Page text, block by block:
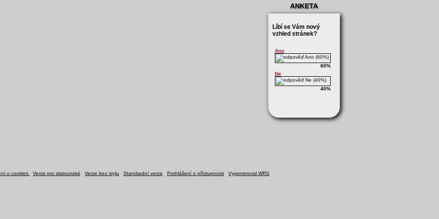
ANKETA
Líbí se Vám nový
vzhled stránek?
Ano
60%
Ne
40%
o cookies Verze pro slabozraké Verze bez stylu Standardní verze Prohlášení o přístupnosti Vygeneroval WRS